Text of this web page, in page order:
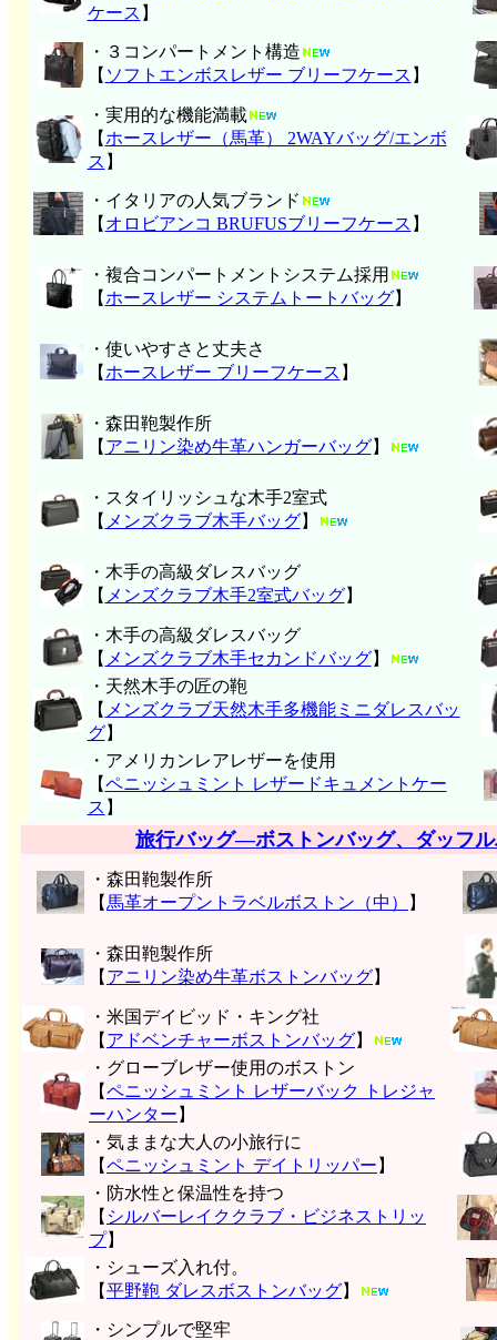
ケース 】
・３コンパートメント構造
【 ソフトエンボスレザー ブリーフケース 】
・実用的な機能満載
【 ホースレザー（馬革） 2WAYバッグ/エンボ
ス 】
・イタリアの人気ブランド
【 オロビアンコ BRUFUSブリーフケース 】
・複合コンパートメントシステム採用
【 ホースレザー システムトートバッグ】
・使いやすさと丈夫さ
【 ホースレザー ブリーフケース 】
・森田鞄製作所
【 アニリン染め牛革ハンガーバッグ】
・スタイリッシュな木手2室式
【 メンズクラブ木手バッグ】
・木手の高級ダレスバッグ
【 メンズクラブ木手2室式バッグ】
・木手の高級ダレスバッグ
【 メンズクラブ木手セカンドバッグ】
・天然木手の匠の鞄
【 メンズクラブ天然木手多機能ミニダレスバッ
グ】
・アメリカンレアレザーを使用
【ペニッシュミント レザードキュメントケー
ス 】
旅行バッグ―ボストンバッグ、ダッフ
・森田鞄製作所
【 馬革オープントラベルボストン（中） 】
・森田鞄製作所
【 アニリン染め牛革ボストンバッグ】
・米国デイビッド・キング社
【 アドベンチャーボストンバッグ】
・グローブレザー使用のボストン
【ペニッシュミント レザーバック トレジャ
ーハンター 】
・気ままな大人の小旅行に
【ペニッシュミント デイトリッパー 】
・防水性と保温性を持つ
【 シルバーレイククラブ・ビジネストリッ
プ】
・シューズ入れ付。
【平野鞄 ダレスボストンバッグ】
・シンプルで堅牢